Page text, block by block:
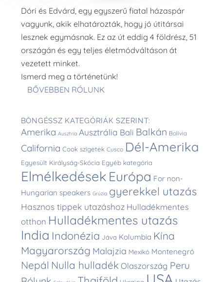
Dóri és Edvárd, egy egyszerű fiatal házaspár
vagyunk, akik elhatározták, hogy jó útitársai
lesznek egymásnak. Ez az út eddig 4 földrész, 51
országán és egy teljes életmódváltáson át
vezetett minket.
Ismerd meg a történetünk!
BŐVEBBEN RÓLUNK
BÖNGÉSSZ KATEGÓRIÁK SZERINT:
Amerika Ausztria Ausztrália Bali Balkán Bolívia
California Cook szigetek Cusco Dél-Amerika
Egyesült Királyság-Skócia Egyéb kategória
Elmélkedések Európa For non-
Hungarian speakers Grúzia gyerekkel utazás
Hasznos tippek utazáshoz Hulladékmentes
otthon Hulladékmentes utazás
India Indonézia Jáva Kolumbia Kína
Magyarország Malajzia Mexikó Montenegró
Nepál Nulla hulladék Olaszország Peru